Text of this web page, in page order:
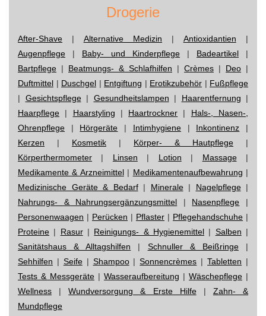
Drogerie
After-Shave | Alternative Medizin | Antioxidantien |
Augenpflege | Baby- und Kinderpflege | Badeartikel |
Bartpflege | Beatmungs- & Schlafhilfen | Crèmes | Deo |
Duftmittel | Duschgel | Entgiftung | Erotikzubehör | Fußpflege
| Gesichtspflege| Gesundheitslampen | Haarentfernung |
Haarpflege | Haarstyling | Haartrockner | Hals-, Nasen-,
Ohrenpflege | Hörgeräte | Intimhygiene| Inkontinenz |
Kerzen | Kosmetik | Körper- & Hautpflege |
Körperthermometer | Linsen | Lotion | Massage|
Medikamente & Arzneimittel| Medikamentenaufbewahrung |
Medizinische Geräte & Bedarf| Minerale| Nagelpflege|
Nahrungs- & Nahrungsergänzungsmittel | Nasenpflege |
Personenwaagen | Perücken | Pflaster | Pflegehandschuhe |
Proteine | Rasur| Reinigungs- & Hygienemittel | Salben |
Sanitätshaus & Alltagshilfen | Schnuller & Beißringe|
Sehhilfen | Seife| Shampoo|Sonnencrèmes |Tabletten |
Tests & Messgeräte | Wasseraufbereitung | Wäschepflege |
Wellness |Wundversorgung & Erste Hilfe| Zahn- &
Mundpflege